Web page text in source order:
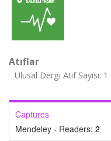
Atıflar
Ulusal Dergi Atıf Sayısı: 1
Captures
Mendeley - Readers: 2